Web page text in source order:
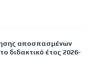
αποσπασμένων
διδακτικό έτος 2026-